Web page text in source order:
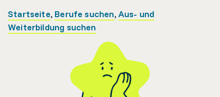
Startseite, Berufe suchen,Aus- und
Weiterbildung suchen